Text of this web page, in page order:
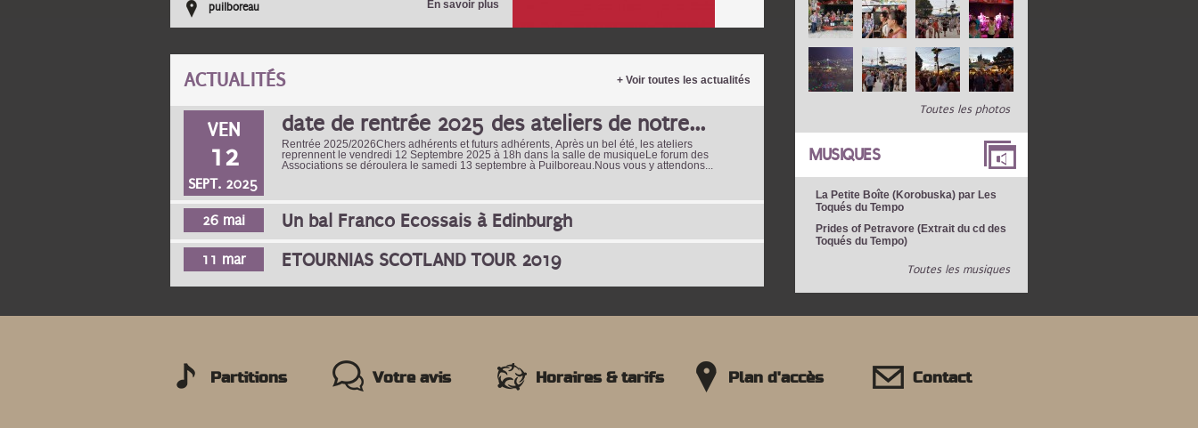
puilboreau En savoir plus
ACTUALITÉS + Voir toutes les actualités
VEN
12
SEPT. 2025
date de rentrée 2025 des ateliers de notre...
Rentrée 2025/2026Chers adhérents et futurs adhérents, Après un bel été, les ateliers
reprennent le vendredi 12 Septembre 2025 à 18h dans la salle de musiqueLe forum des
Associations se déroulera le samedi 13 septembre à Puilboreau.Nous vous y attendons...
26 mai Un bal Franco Ecossais à Edinburgh
11 mar ETOURNIAS SCOTLAND TOUR 2019
Toutes les photos
MUSIQUES
La Petite Boîte (Korobuska) par Les
Toqués du Tempo
Prides of Petravore (Extrait du cd des
Toqués du Tempo)
Toutes les musiques
Partitions Votre avis Horaires & tarifs Plan d'accès Contact